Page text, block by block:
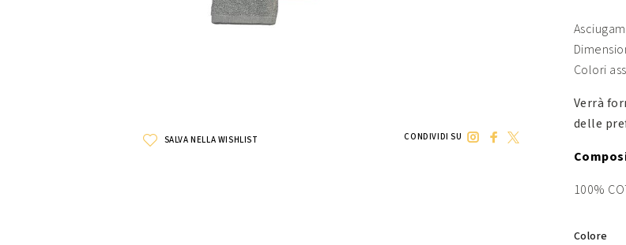
SALVA NELLA WISHLIST CONDIVIDI SU
Colori
Verrà
delle
100%
Colore